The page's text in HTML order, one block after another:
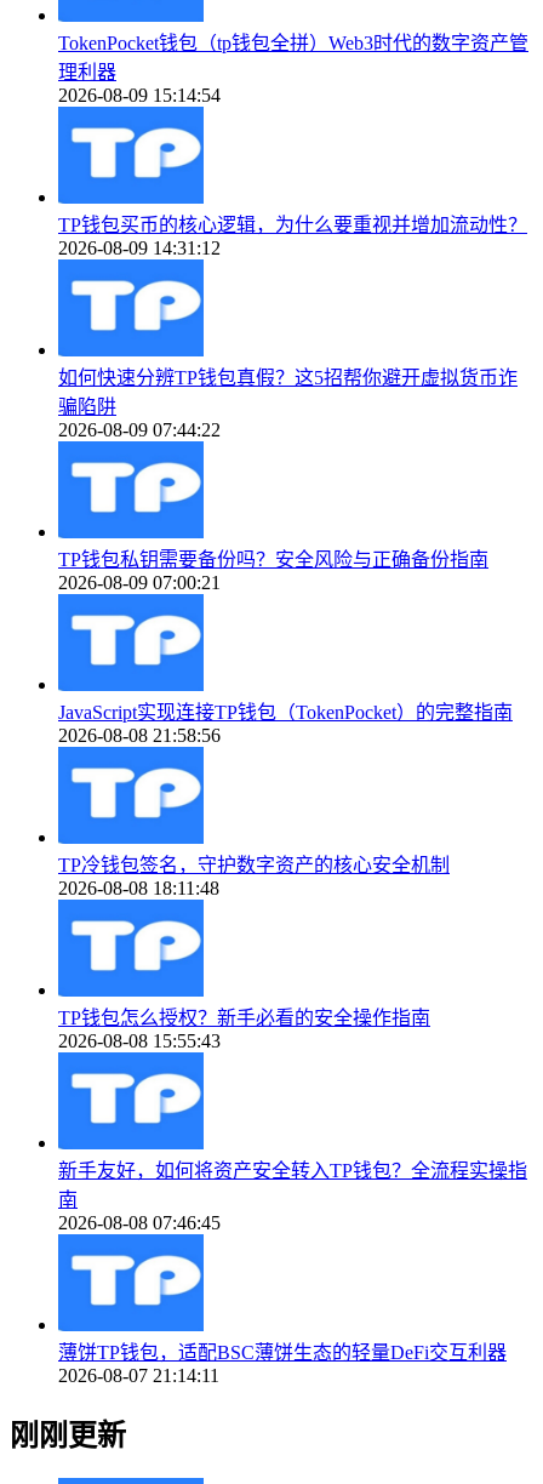
TokenPocket钱包（tp钱包全拼）Web3时代的数字资产管
理利器
2026-08-09 15:14:54
TP钱包买币的核心逻辑，为什么要重视并增加流动性？
2026-08-09 14:31:12
如何快速分辨TP钱包真假？这5招帮你避开虚拟货币诈
骗陷阱
2026-08-09 07:44:22
TP钱包私钥需要备份吗？安全风险与正确备份指南
2026-08-09 07:00:21
JavaScript实现连接TP钱包（TokenPocket）的完整指南
2026-08-08 21:58:56
TP冷钱包签名，守护数字资产的核心安全机制
2026-08-08 18:11:48
TP钱包怎么授权？新手必看的安全操作指南
2026-08-08 15:55:43
新手友好，如何将资产安全转入TP钱包？全流程实操指
南
2026-08-08 07:46:45
薄饼TP钱包，适配BSC薄饼生态的轻量DeFi交互利器
2026-08-07 21:14:11
刚刚更新